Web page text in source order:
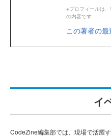
※プロフィールは
の内容です
この著者の
イ
CodeZine編集部では、現場で活躍